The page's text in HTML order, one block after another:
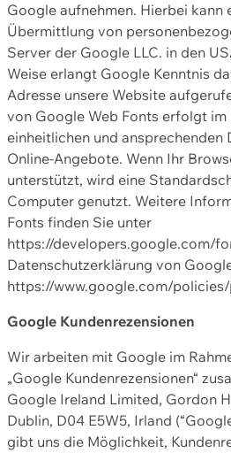
Google aufnehmen. Hierbei kann
Übermittlung von
Server der Google LLC. in den
Weise erlangt Google Kenntnis
Adresse unsere Website
von Google Web Fonts erfolgt im
einheitlichen und ansprechenden
Online-Angebote. Wenn Ihr
unterstützt, wird eine
Computer genutzt. Weitere
Fonts finden Sie unter
https://developers.google.com/
Datenschutzerklärung von
https://www.google.com/
Google Kundenrezensionen
Wir arbeiten mit Google im
„Google Kundenrezensionen“
Google Ireland Limited, Gordon
Dublin, D04 E5W5, Irland
gibt uns die Möglichkeit,